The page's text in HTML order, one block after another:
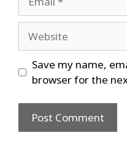
Save my name,
browser for the